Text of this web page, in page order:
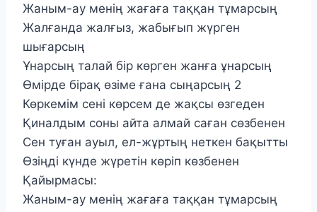
Жаным-ау менің жағаға таққан тұмарсың
Жалғанда жалғыз, жабығып жүрген
шығарсың
Ұнарсың талай бір көрген жанға ұнарсың
Өмірде бірақ өзіме ғана сыңарсың 2
Көркемім сені көрсем де жақсы өзгеден
Қиналдым соны айта алмай саған сөзбенен
Сен туған ауыл, ел-жұртың неткен бақытты
Өзіңді күнде жүретін көріп көзбенен
Қайырмасы:
Жаным-ау менің жағаға таққан тұмарсың